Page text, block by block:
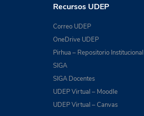
Recursos UDEP
Correo UDEP
OneDrive UDEP
Pirhua – Repositorio Institucional
SIGA
SIGA Docentes
UDEP Virtual – Moodle
UDEP Virtual – Canvas